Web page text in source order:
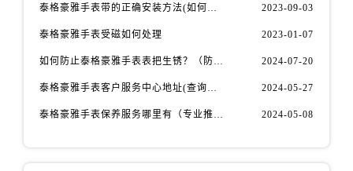
山西省临汾市尧都区解放路泰格豪雅售后服务中心（需提前预约）
泰格豪雅手表带的正确安装方法(如何避免手表带掉落) 2023-09-03
泰格豪雅手表受磁如何处理 2023-01-07
如何防止泰格豪雅手表表把生锈？（防锈秘籍大公开） 2024-07-20
泰格豪雅手表客户服务中心地址(查询指南) 2024-05-27
泰格豪雅手表保养服务哪里有（专业推荐） 2024-05-08